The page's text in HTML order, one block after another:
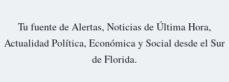
Tu fuente de Alertas, Noticias de Última Hora,
Actualidad Política, Económica y Social desde el Sur
de Florida.